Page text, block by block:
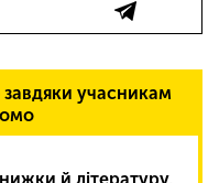
завдяки учасникам